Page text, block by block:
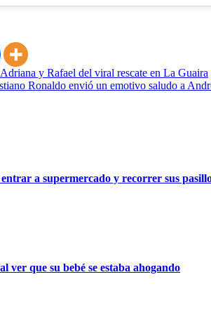
y Rafael del viral rescate en La Guaira
Ronaldo envió un emotivo saludo a
a supermercado y recorrer sus
ver que su bebé se estaba ahogando